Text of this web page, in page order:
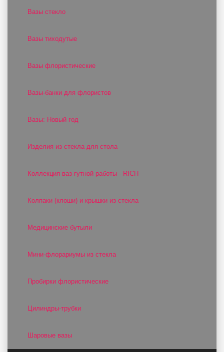
Вазы стекло
Вазы тиходутые
Вазы флористические
Вазы-банки для флористов
Вазы: Новый год
Изделия из стекла для стола
Коллекция ваз гутной работы - RICH
Колпаки (клоши) и крышки из стекла
Медицинские бутыли
Мини-флорариумы из стекла
Пробирки флористические
Цилиндры-трубки
Шаровые вазы